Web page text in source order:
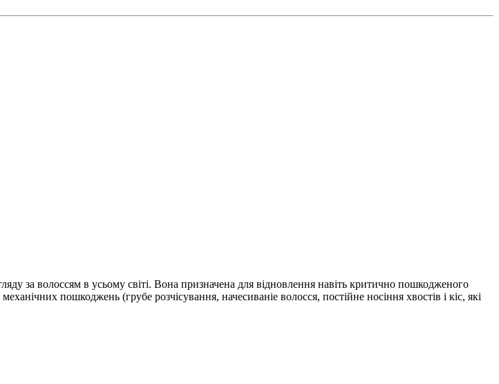
за волоссям в усьому світі. Вона призначена для відновлення навіть критично пошкодженого
пошкоджень (грубе розчісування, начесиваніе волосся, постійне носіння хвостів і кіс, які